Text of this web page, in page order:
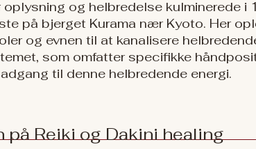
og helbredelse kulminerede i
på bjerget Kurama nær Kyoto. Her
og evnen til at kanalisere
som omfatter specifikke
til denne helbredende energi.
på Reiki og Dakini healing